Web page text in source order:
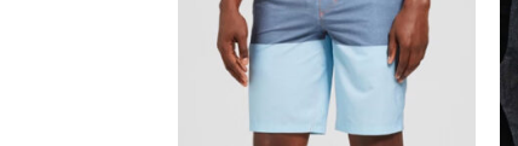
Add to
Wishlist